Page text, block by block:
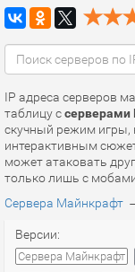
IP адреса серверов
таблицу ссерверами
скучный режим игры,
интерактивным
может атаковать
только лишь с
Сервера Майнкрафт
Версии:
Сервера Майнкрафт